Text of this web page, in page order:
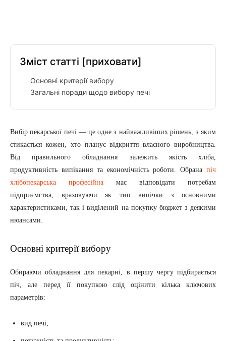
Зміст статті [приховати]
Основні критерії вибору
Загальні поради щодо вибору печі
Вибір пекарської печі — це одне з найважливіших рішень, з яким
стикається кожен, хто планує відкриття власного виробництва.
Від правильного обладнання залежить якість хліба,
продуктивність випікання та економічність роботи. Обрана піч
хлібопекарська професійна має відповідати потребам
підприємства, враховуючи як тип випічки з основними
характеристиками, так і виділений на покупку бюджет з деякими
нюансами.
Основні критерії вибору
Обираючи обладнання для пекарні, в першу чергу підбирається
піч, але перед її покупкою слід оцінити кілька ключових
параметрів:
вид печі;